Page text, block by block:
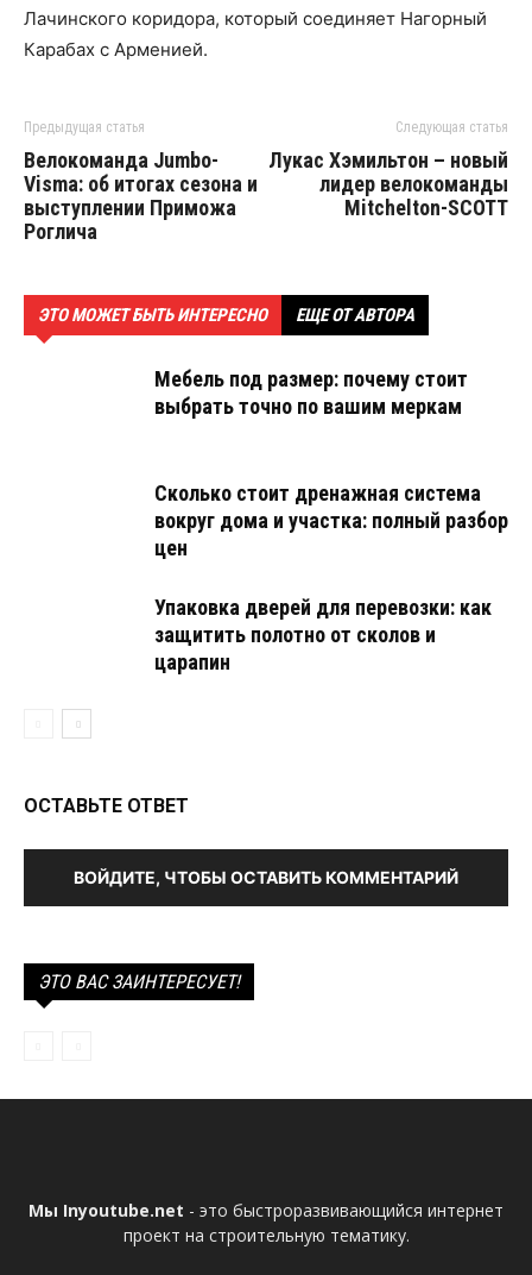
Лачинского коридора, который соединяет Нагорный
Карабах с Арменией.
Предыдущая статья
Велокоманда Jumbo-
Visma: об итогах сезона и
выступлении Приможа
Роглича
Следующая статья
Лукас Хэмильтон – новый
лидер велокоманды
Mitchelton-SCOTT
ЭТО МОЖЕТ БЫТЬ ИНТЕРЕСНО ЕЩЕ ОТ АВТОРА
Мебель под размер: почему стоит
выбрать точно по вашим меркам
Сколько стоит дренажная система
вокруг дома и участка: полный разбор
цен
Упаковка дверей для перевозки: как
защитить полотно от сколов и
царапин
ОСТАВЬТЕ ОТВЕТ
ВОЙДИТЕ, ЧТОБЫ ОСТАВИТЬ КОММЕНТАРИЙ
ЭТО ВАС ЗАИНТЕРЕСУЕТ!
Мы Inyoutube.net - это быстроразвивающийся интернет
проект на строительную тематику.